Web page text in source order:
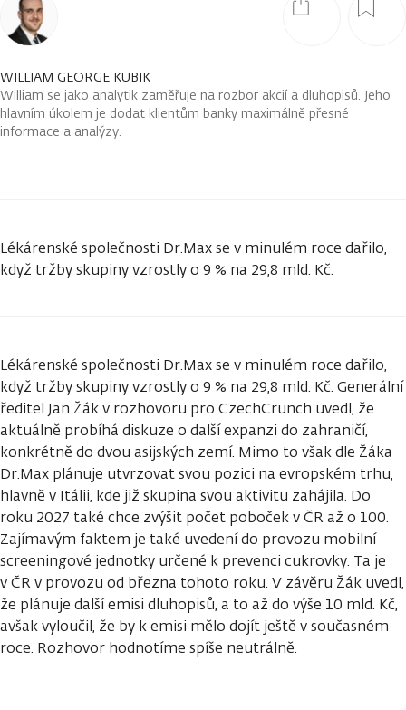
WILLIAM GEORGE KUBIK
William se jako analytik zaměřuje na rozbor akcií a dluhopisů. Jeho
hlavním úkolem je dodat klientům banky maximálně přesné
informace a analýzy.
Lékárenské společnosti Dr.Max se v minulém roce dařilo,
když tržby skupiny vzrostly o 9 % na 29,8 mld. Kč.
Lékárenské společnosti Dr.Max se v minulém roce dařilo,
když tržby skupiny vzrostly o 9 % na 29,8 mld. Kč. Generální
ředitel Jan Žák v rozhovoru pro CzechCrunch uvedl, že
aktuálně probíhá diskuze o další expanzi do zahraničí,
konkrétně do dvou asijských zemí. Mimo to však dle Žáka
Dr.Max plánuje utvrzovat svou pozici na evropském trhu,
hlavně v Itálii, kde již skupina svou aktivitu zahájila. Do
roku 2027 také chce zvýšit počet poboček v ČR až o 100.
Zajímavým faktem je také uvedení do provozu mobilní
screeningové jednotky určené k prevenci cukrovky. Ta je
v ČR v provozu od března tohoto roku. V závěru Žák uvedl,
že plánuje další emisi dluhopisů, a to až do výše 10 mld. Kč,
avšak vyloučil, že by k emisi mělo dojít ještě v současném
roce. Rozhovor hodnotíme spíše neutrálně.